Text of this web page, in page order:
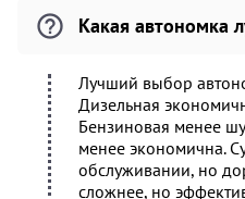
Какая автономка
Лучший выбор
Дизельная
Бензиновая менее
менее экономична.
обслуживании, но
сложнее, но